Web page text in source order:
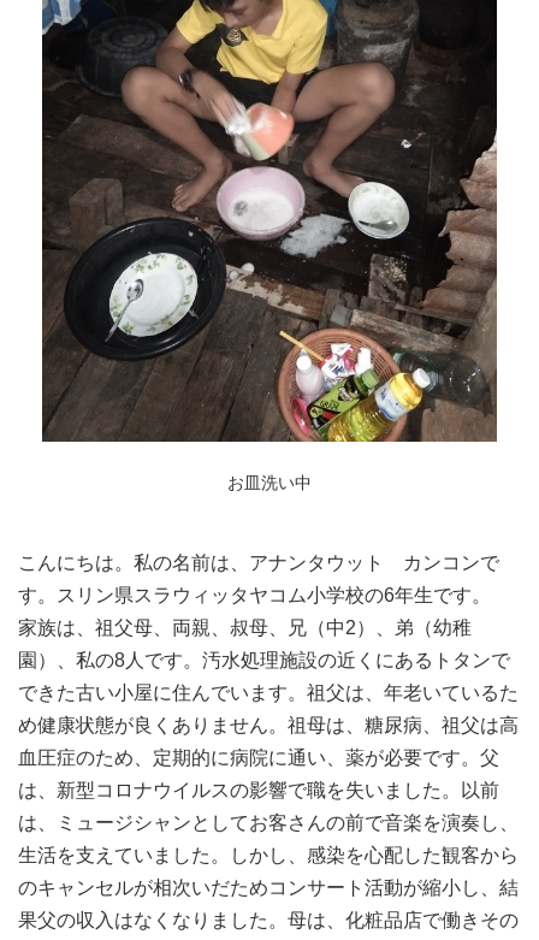
お皿洗い中
こんにちは。 私の名前は、アナンタウット カンコンで
す。スリン県スラウィッタヤコム小学校の6年生です。
家族は、祖父母、両親、叔母、兄（中2）、弟（幼稚
園）、私の8人です。汚水処理施設の近くにあるトタンで
できた古い小屋に住んでいます。 祖父は、年老いているた
め健康状態が良くありません。祖母は、糖尿病、祖父は高
血圧症のため、定期的に病院に通い、薬が必要です。 父
は、新型コロナウイルスの影響で職を失いました。以前
は、ミュージシャンとしてお客さんの前で音楽を演奏し、
生活を支えていました。しかし、感染を心配した観客から
のキャンセルが相次いだためコンサート活動が縮小し、結
果父の収入はなくなりました。 母は、化粧品店で働きその